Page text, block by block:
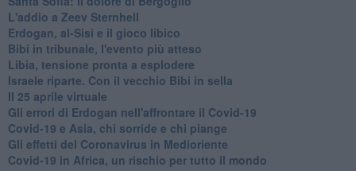
L'addio a ​Zeev Sternhell
Erdogan, al-Sisi e il gioco libico
Bibi in tribunale, l'evento più atteso
Libia, tensione pronta a esplodere
Israele riparte. Con il vecchio Bibi in sella
Il 25 aprile virtuale
Gli errori di Erdogan nell'affrontare il Covid-19
Covid-19 e Asia, chi sorride e chi piange
Gli effetti del Coronavirus in Medioriente
Covid-19 in Africa, un rischio per tutto il mondo